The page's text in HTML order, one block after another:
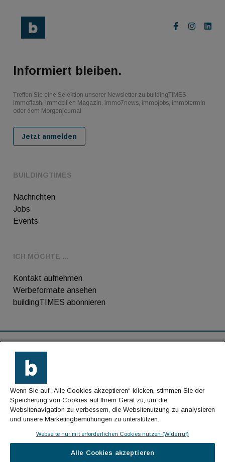
BUILDINGTIMES
Nachrichten
Jobs
Events
ICH MÖCHTE ...
Kontakt aufnehmen
Werbeformate ansehen
buildingTIMES abonnieren
Informiert bleiben.
Treffen Sie eine Selektion unserer Newsletter zu buildingTIMES,
immoflash, Immobilien Magazin, immo7news, immojobs, immotermin
oder dem Morgenjournal
Jetzt anmelden
© Cachalot Media House GmbH - Alle Rechte
Kontakt
Impressum
Datenschutz
Wenn Sie auf „Alle Cookies akzeptieren“ klicken, stimmen Sie der
Speicherung von Cookies auf Ihrem Gerät zu, um die
Websitenavigation zu verbessern, die Websitenutzung zu analysieren
und unsere Marketingbemühungen zu unterstützen.
Webseite nur mit erforderlichen Cookies nutzen (Widerruf)
Alle Cookies akzeptieren